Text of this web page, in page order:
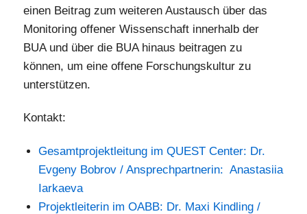
einen Beitrag zum weiteren Austausch über das
Monitoring offener Wissenschaft innerhalb der
BUA und über die BUA hinaus beitragen zu
können, um eine offene Forschungskultur zu
unterstützen.
Kontakt:
Gesamtprojektleitung im QUEST Center: Dr.
Evgeny Bobrov / Ansprechpartnerin: Anastasiia
Iarkaeva
Projektleiterin im OABB: Dr. Maxi Kindling /